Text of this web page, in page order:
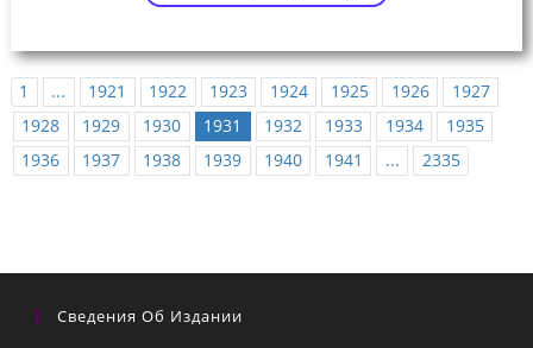
1 ... 1921 1922 1923 1924 1925 1926
1927
1928
1929 1930 1931 1932 1933 1934
1935
1936
1937 1938 1939 1940 1941 ... 2335
Сведения Об Издании